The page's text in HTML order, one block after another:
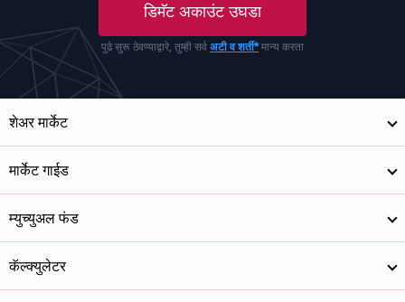
डिमॅट अकाउंट उघडा
पुढे सुरू ठेवण्याद्वारे, तुम्ही सर्व अटी व शर्ती*मान्य करता
शेअर मार्केट
मार्केट गाईड
म्युच्युअल फंड
कॅल्क्युलेटर